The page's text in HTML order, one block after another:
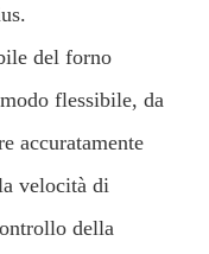
del forno
flessibile, da
accuratamente
velocità di
della